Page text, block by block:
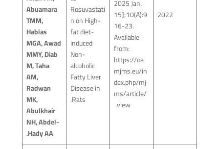
2022
2025 Jan.
15];10(A):9
16-23.
Available
from:
https://oa
mjms.eu/in
dex.php/mj
ms/article/
view.
Rosuvastati
n on High-
fat diet-
induced
Non-
alcoholic
Fatty Liver
Disease in
Rats.
Abuamara
TMM,
Hablas
MGA, Awad
MMY, Diab
M, Taha
AM,
Radwan
MK,
Abulkhair
NH, Abdel-
Hady AA.